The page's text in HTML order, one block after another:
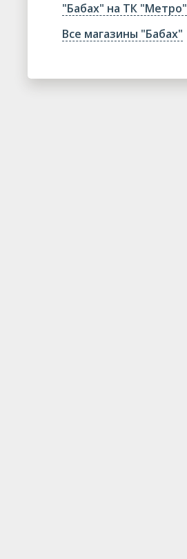
"Бабах" на ТК "Метро"
Все магазины "Бабах"